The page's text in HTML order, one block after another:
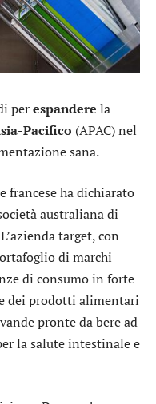
perespandere la
Pacifico (APAC) nel
sana.
francese ha dichiarato
australiana di
target, con
di marchi
di consumo in forte
dei prodotti alimentari
pronte da bere ad
la salute intestinale e